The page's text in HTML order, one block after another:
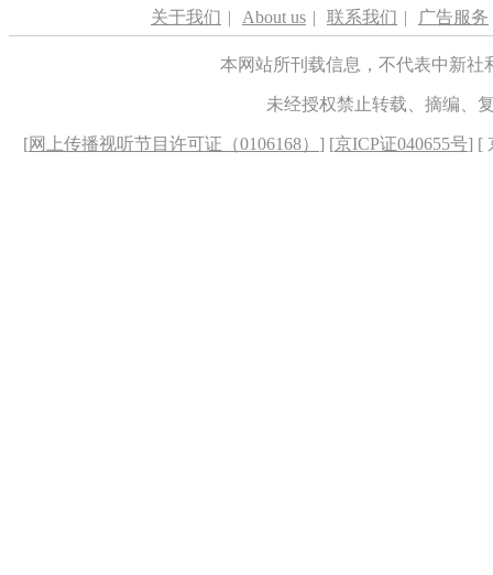
关于我们 | About us | 联系我们 | 广告服务
本网站所刊载信息，不代表中新
未经授权禁止转载、摘编、
[网上传播视听节目许可证（0106168） ] [京ICP证040655号] [